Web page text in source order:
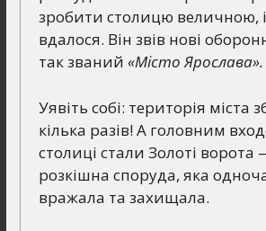
зробити столицю величною,
вдалося. Він звів нові
так званий «Місто Ярослава».
Уявіть собі: територія міста
кілька разів! А головним
столиці стали Золоті ворота
розкішна споруда, яка
вражала та захищала.